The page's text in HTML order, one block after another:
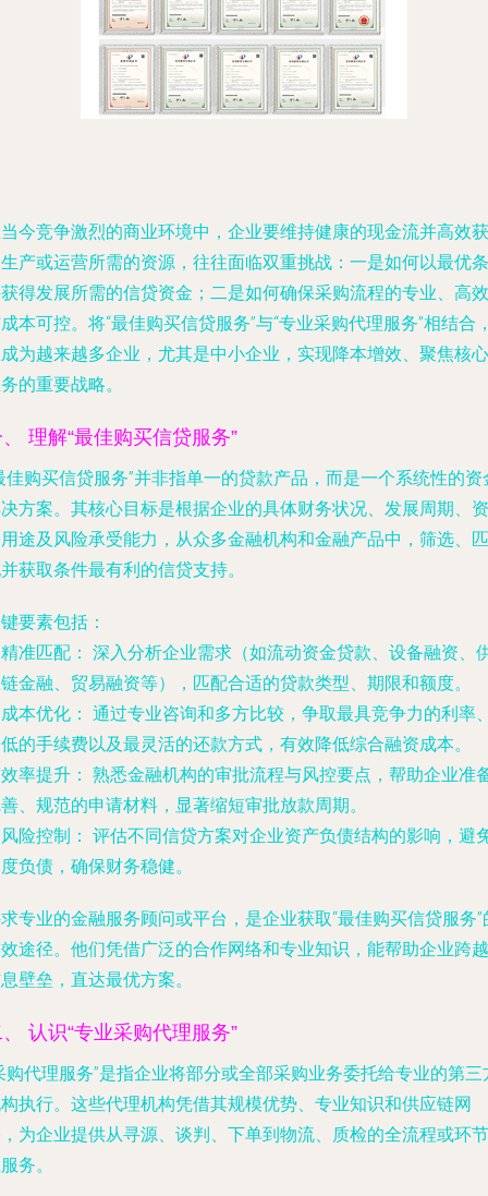
今竞争激烈的商业环境中，企业要维持健康的现金流并高效获
产或运营所需的资源，往往面临双重挑战：一是如何以最优条
得发展所需的信贷资金；二是如何确保采购流程的专业、高效
本可控。将“最佳购买信贷服务”与“专业采购代理服务”相结合
为越来越多企业，尤其是中小企业，实现降本增效、聚焦核心
的重要战略。
理解“最佳购买信贷服务”
佳购买信贷服务”并非指单一的贷款产品，而是一个系统性的资
方案。其核心目标是根据企业的具体财务状况、发展周期、资
途及风险承受能力，从众多金融机构和金融产品中，筛选、匹
获取条件最有利的信贷支持。
要素包括：
精准匹配： 深入分析企业需求（如流动资金贷款、设备融资、
金融、贸易融资等），匹配合适的贷款类型、期限和额度。
成本优化： 通过专业咨询和多方比较，争取最具竞争力的利率
的手续费以及最灵活的还款方式，有效降低综合融资成本。
效率提升： 熟悉金融机构的审批流程与风控要点，帮助企业准
、规范的申请材料，显著缩短审批放款周期。
风险控制： 评估不同信贷方案对企业资产负债结构的影响，避
负债，确保财务稳健。
专业的金融服务顾问或平台，是企业获取“最佳购买信贷服务”
途径。他们凭借广泛的合作网络和专业知识，能帮助企业跨越
壁垒，直达最优方案。
认识“专业采购代理服务”
购代理服务”是指企业将部分或全部采购业务委托给专业的第三
执行。这些代理机构凭借其规模优势、专业知识和供应链网
为企业提供从寻源、谈判、下单到物流、质检的全流程或环节
务。